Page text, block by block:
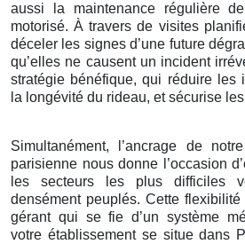
aussi la maintenance régulière
motorisé. À travers de visites
déceler les signes d’une future
qu’elles ne causent un incident
stratégie bénéfique, qui réduire les
la longévité du rideau, et sécurise
Simultanément, l’ancrage de
parisienne nous donne l’occasion
les secteurs les plus difficiles
densément peuplés. Cette
gérant qui se fie d’un système
votre établissement se situe dans